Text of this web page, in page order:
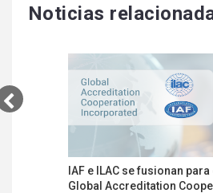
Noticias
IAF e ILAC se fusionan
Global Accreditation